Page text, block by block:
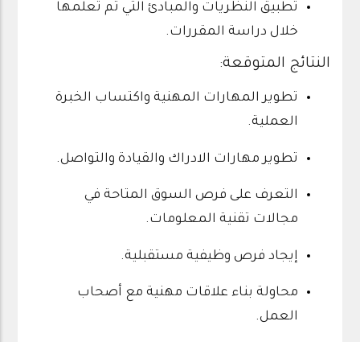
تطبيق النظريات والمبادئ التي تم تعلمها
خلال دراسة المقررات.
النتائج المتوقعة:
تطوير المهارات المهنية واكتساب الخبرة
العملية.
تطوير مهارات الادراك والقيادة والتواصل.
التعرف على فرص السوق المتاحة في
مجالات تقنية المعلومات.
إيجاد فرص وظيفية مستقبلية.
محاولة بناء علاقات مهنية مع أصحاب
العمل.